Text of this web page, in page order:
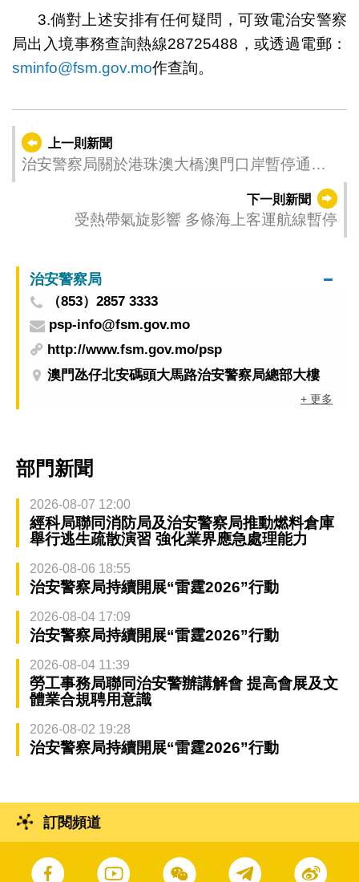
3.倘對上述安排有任何疑問，可致電治安警察
局出入境事務查詢熱線28725488，或透過電郵：
sminfo@fsm.gov.mo作查詢。
上一則新聞
治安警察局關於港珠澳大橋澳門口岸暫停通關
下一則新聞
受熱帶氣旋影響 多條海上客運航線暫停
治安警察局
（853）2857 3333
psp-info@fsm.gov.mo
http://www.fsm.gov.mo/psp
澳門氹仔北安碼頭大馬路治安警察局總部大樓
+ 更多
部門新聞
2026-08-07 12:00
經科局聯同消防局及治安警察局推動燃料倉庫
舉行逃生疏散演習 強化業界應急處理能力
2026-08-06 18:55
治安警察局持續開展“雷霆2026”行動
2026-08-04 17:09
治安警察局持續開展“雷霆2026”行動
2026-08-04 11:39
勞工事務局聯同治安警辦講解會 提高會展及文
體業合規聘用意識
2026-08-02 19:28
治安警察局持續開展“雷霆2026”行動
訂閱頻道